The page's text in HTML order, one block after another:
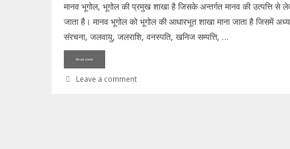
मानव भूगोल, भूगोल की प्रमुख शाखा है जिसके अन्तर्गत मानव की उत्पत्ति
जाता है। मानव भूगोल को भूगोल की आधारभूत शाखा माना जाता है जिसमें
संरचना, जलवायु, जलराशि, वनस्पति, खनिज सम्पत्ति, …
Read more
Leave a comment